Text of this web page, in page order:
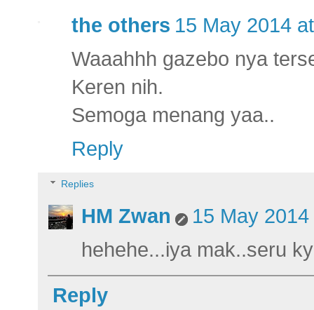
the others 15 May 2014
Waaahhh gazebo nya
Keren nih.
Semoga menang yaa..
Reply
Replies
HM Zwan
15 May
hehehe...iya mak..seru
Reply